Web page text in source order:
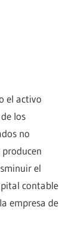
el activo
los
no
el
contable
empresa de